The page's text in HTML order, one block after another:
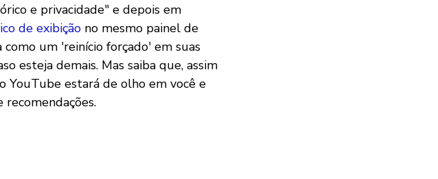
e privacidade" e depois em
de exibição no mesmo painel de
um 'reinício forçado' em suas
esteja demais. Mas saiba que, assim
YouTube estará de olho em você e
recomendações.